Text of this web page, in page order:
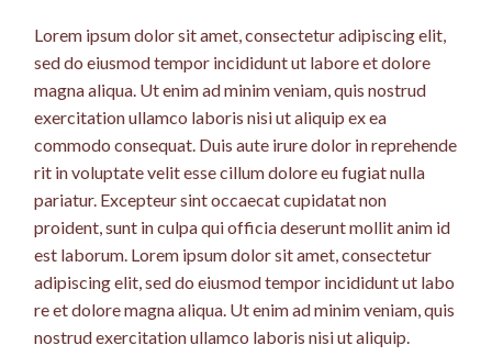
Lorem ipsum dolor sit amet, consectetur adipiscing elit,
sed do eiusmod tempor incididunt ut labore et dolore
magna aliqua. Ut enim ad minim veniam, quis nostrud
exercitation ullamco laboris nisi ut aliquip ex ea
commodo consequat. Duis aute irure dolor in reprehende
rit in voluptate velit esse cillum dolore eu fugiat nulla
pariatur. Excepteur sint occaecat cupidatat non
proident, sunt in culpa qui officia deserunt mollit anim id
est laborum. Lorem ipsum dolor sit amet, consectetur
adipiscing elit, sed do eiusmod tempor incididunt ut labo
re et dolore magna aliqua. Ut enim ad minim veniam, quis
nostrud exercitation ullamco laboris nisi ut aliquip.